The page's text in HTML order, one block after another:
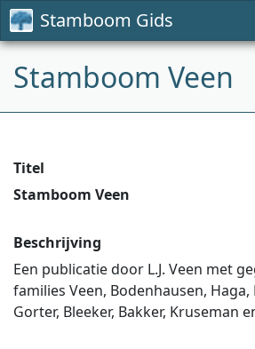
Stamboom Gids
Stamboom Veen
Titel
Stamboom Veen
Beschrijving
Een publicatie door L.J. Veen met
families Veen, Bodenhausen,
Gorter, Bleeker, Bakker, Kruseman